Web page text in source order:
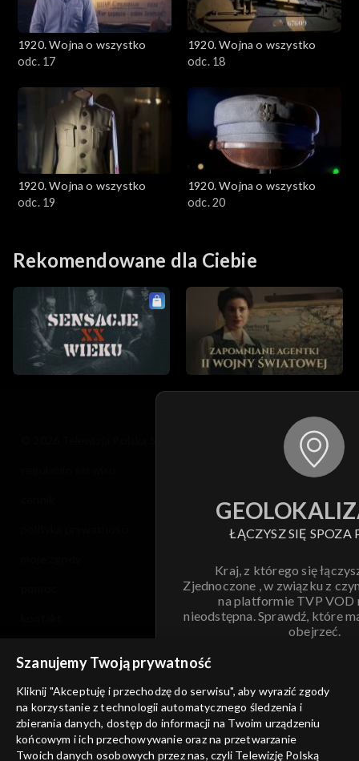
1920. Wojna o wszystko
odc. 17
1920. Wojna o wszystko
odc. 18
1920. Wojna o wszystko
odc. 19
1920. Wojna o wszystko
odc. 20
Rekomendowane dla Ciebie
ŁĄCZYSZ SIĘ SPOZA
Kraj, z którego się
Zjednoczone , w związku z
na platformie TVP VOD
nieodstępna. Sprawdź, które
obejrzeć.
ANULUJ
informacje o dostawcy usług
Szanujemy Twoją prywatność
Kliknij "Akceptuję i przechodzę do serwisu", aby wyrazić zgody
na korzystanie z technologii automatycznego śledzenia i
zbierania danych, dostęp do informacji na Twoim urządzeniu
końcowym i ich przechowywanie oraz na przetwarzanie
Twoich danych osobowych przez nas, czyli Telewizję Polską